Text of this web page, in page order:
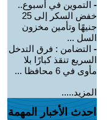
- التموين في أسبوع..
خفض السكر إلى 25
جنيهًا وتأمين مخزون
السل ...
- التضامن : فرق التدخل
السريع تنقذ كبارًا بلا
مأوى في 6 محافظا ...
المزيد.....
احدث الأخبار المهمة